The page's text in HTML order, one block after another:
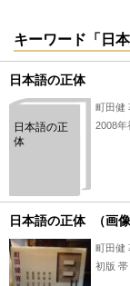
キーワード「日
日本語の正体
日本語の正
体
町田健
2008
日本語の正体 （画像
町田健
初版 帯